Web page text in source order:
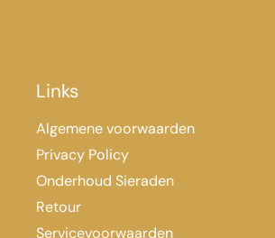
Links
Algemene voorwaarden
Privacy Policy
Onderhoud Sieraden
Retour
Servicevoorwaarden